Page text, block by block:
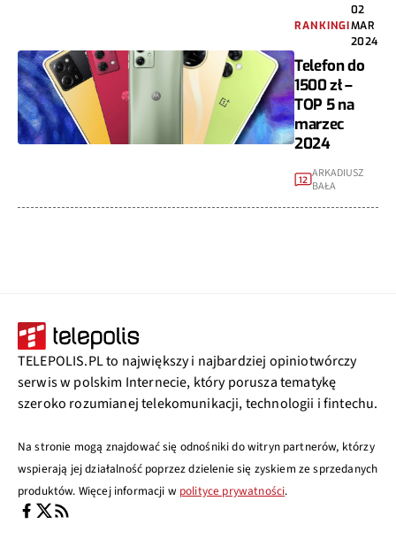
RANKINGI
02
MAR
2024
Telefon do
1500 zł –
TOP 5 na
marzec
2024
12 ARKADIUSZ
BAŁA
TELEPOLIS.PL to największy i najbardziej opiniotwórczy
serwis w polskim Internecie, który porusza tematykę
szeroko rozumianej telekomunikacji, technologii i fintechu.
Na stronie mogą znajdować się odnośniki do witryn partnerów, którzy
wspierają jej działalność poprzez dzielenie się zyskiem ze sprzedanych
produktów. Więcej informacji w polityce prywatności.